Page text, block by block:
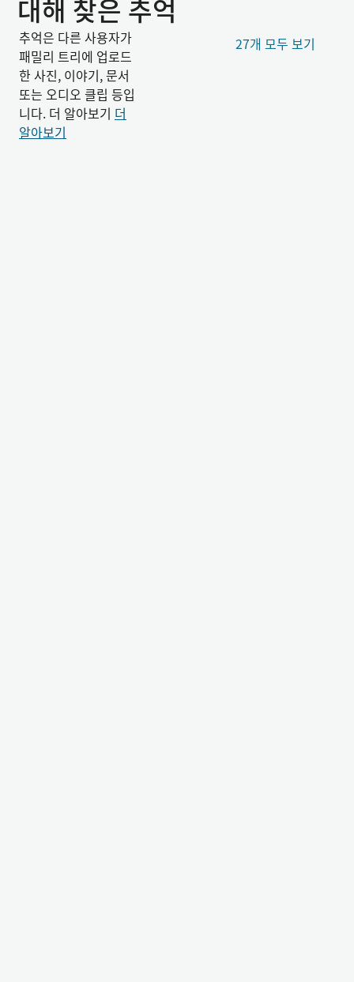
대해 찾은 추억
추억은 다른 사용자가
패밀리 트리에 업로드
한 사진, 이야기, 문서
또는 오디오 클립 등입
니다. 더 알아보기 더
알아보기
27개 모두 보기